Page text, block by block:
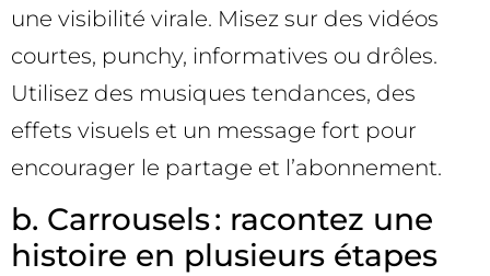
une visibilité virale. Misez sur des vidéos
courtes, punchy, informatives ou drôles.
Utilisez des musiques tendances, des
effets visuels et un message fort pour
encourager le partage et l’abonnement.
b. Carrousels : racontez une
histoire en plusieurs étapes